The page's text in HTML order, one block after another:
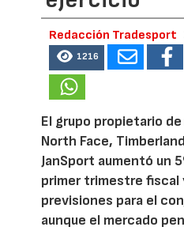
Redacción Tradesport
1216
El grupo propietario
North Face,
JanSport aumentó un
primer trimestre fiscal
previsiones para el
aunque el mercado